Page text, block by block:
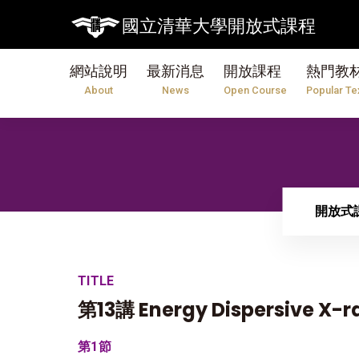
國立清華大學開放式課程
網站說明
About
最新消息
News
開放課程
Open Course
熱門教
Popular
開放式
TITLE
第13講 Energy Dispersive
第1節